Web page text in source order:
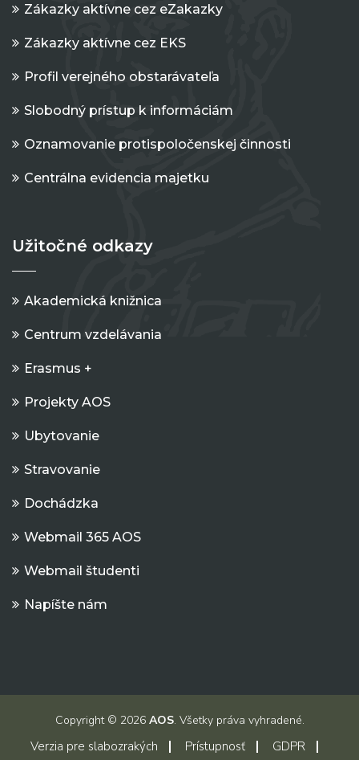
Zákazky aktívne cez eZakazky
Zákazky aktívne cez EKS
Profil verejného obstarávateľa
Slobodný prístup k informáciám
Oznamovanie protispoločenskej činnosti
Centrálna evidencia majetku
Užitočné odkazy
Akademická knižnica
Centrum vzdelávania
Erasmus +
Projekty AOS
Ubytovanie
Stravovanie
Dochádzka
Webmail 365 AOS
Webmail študenti
Napíšte nám
Copyright © 2026 AOS. Všetky práva vyhradené.
Verzia pre slabozrakých Prístupnosť
GDPR